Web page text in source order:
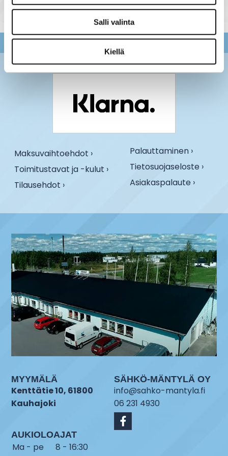
Salli valinta
Kiellä
Maksuvaihtoehdot ›
Toimitustavat ja -kulut ›
Tilausehdot ›
Palauttaminen ›
Tietosuojaseloste ›
Asiakaspalaute ›
MYYMÄLÄ
Kenttätie 10, 61800
Kauhajoki
AUKIOLOAJAT
Ma - pe
8 - 16:30
SÄHKÖ-MÄNTYLÄ OY
info@sahko-mantyla.fi
06 231 4930